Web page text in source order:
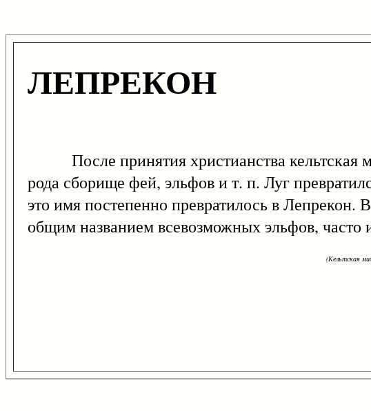
ЛЕПРЕКОН
После принятия христианства кельтская
рода сборище фей, эльфов и т. п. Луг
это имя постепенно превратилось в
общим названием всевозможных эльфов,
(Кельтская